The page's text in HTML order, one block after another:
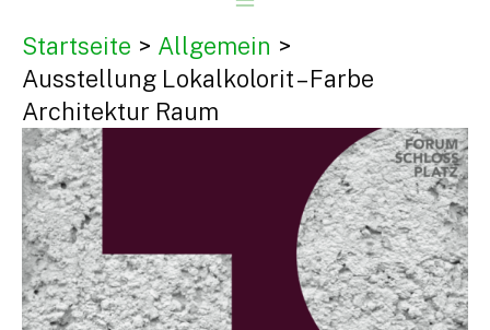
MAIN
MENU
Startseite
Allgemein
Ausstellung Lokalkolorit – Farbe
Architektur Raum